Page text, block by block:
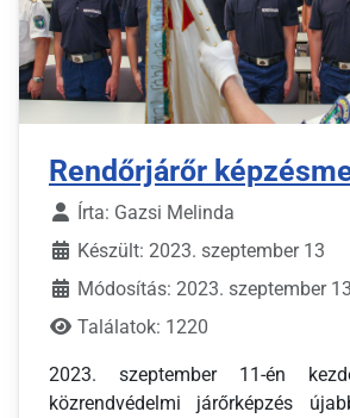
Rendőrjárőr
Írta: Gazsi Melinda
Készült: 2023. szeptember 13
Módosítás: 2023. szeptember 13
Találatok: 1220
2023. szeptember 11-én
közrendvédelmi járőrképzés